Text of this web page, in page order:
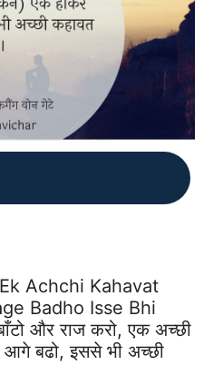
Achchi Kahavat
Badho Isse Bhi
और राज करो, एक अच्छी
बढो, इससे भी अच्छी